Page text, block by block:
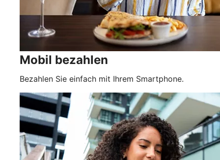
Mobil bezahlen
Bezahlen Sie einfach mit Ihrem Smartphone.